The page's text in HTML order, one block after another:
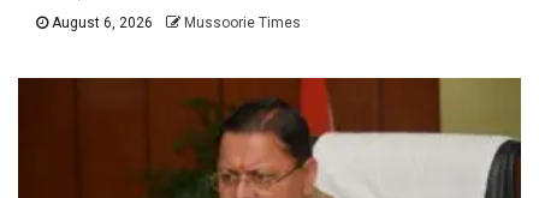
August 6, 2026 Mussoorie Times